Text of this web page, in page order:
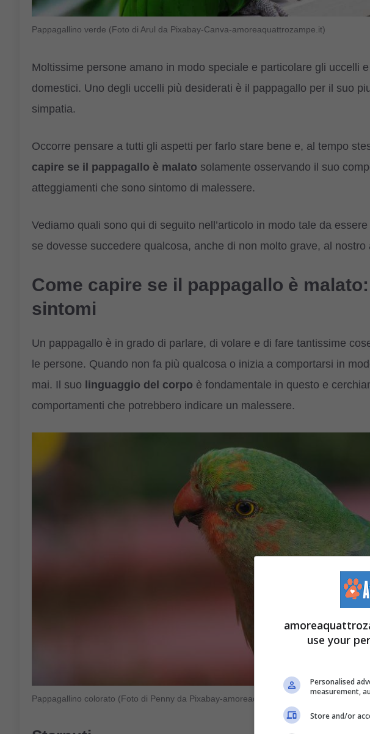
Pappagallino verde (Foto di Arul da Pixabay-Canva-amoreaquattrozampe.it)
Moltissime persone amano in modo speciale e particolare gli uccelli
domestici. Uno degli uccelli più desiderati è il pappagallo per il suo
simpatia.
Occorre pensare a tutti gli aspetti per farlo stare bene e, al tempo
capire se il pappagallo è malato solamente osservando il suo
atteggiamenti che sono sintomo di malessere.
Vediamo quali sono qui di seguito nell’articolo in modo tale da
se dovesse succedere qualcosa, anche di non molto grave, al nostro
Come capire se il pappagallo è
sintomi
Un pappagallo è in grado di parlare, di volare e di fare tantissime
le persone. Quando non fa più qualcosa o inizia a comportarsi in
mai. Il suo linguaggio del corpo è fondamentale in questo e
comportamenti che potrebbero indicare un malessere.
Pappagallino colorato (Foto di Penny da Pixabay-amoreaquattrozampe.it)
use your
Personalised
measurement,
Store and/or